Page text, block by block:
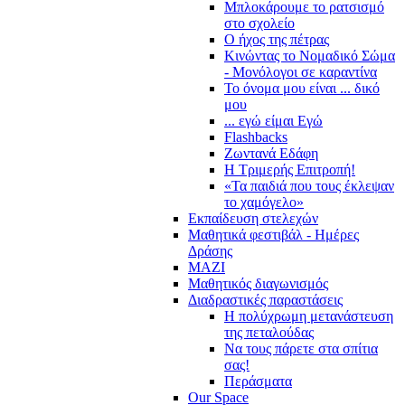
Μπλοκάρουμε το ρατσισμό
στο σχολείο
Ο ήχος της πέτρας
Κινώντας το Νομαδικό Σώμα
- Μονόλογοι σε καραντίνα
Το όνομα μου είναι ... δικό
μου
... εγώ είμαι Εγώ
Flashbacks
Ζωντανά Εδάφη
Η Τριμερής Επιτροπή!
«Τα παιδιά που τους έκλεψαν
το χαμόγελο»
Εκπαίδευση στελεχών
Μαθητικά φεστιβάλ - Ημέρες
Δράσης
ΜΑΖΙ
Μαθητικός διαγωνισμός
Διαδραστικές παραστάσεις
Η πολύχρωμη μετανάστευση
της πεταλούδας
Να τους πάρετε στα σπίτια
σας!
Περάσματα
Our Space